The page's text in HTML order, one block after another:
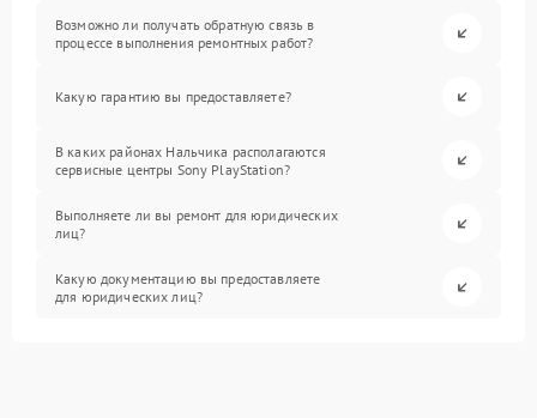
Возможно ли получать обратную связь в
процессе выполнения ремонтных работ?
Какую гарантию вы предоставляете?
В каких районах Нальчика располагаются
сервисные центры Sony PlayStation?
Выполняете ли вы ремонт для юридических
лиц?
Какую документацию вы предоставляете
для юридических лиц?